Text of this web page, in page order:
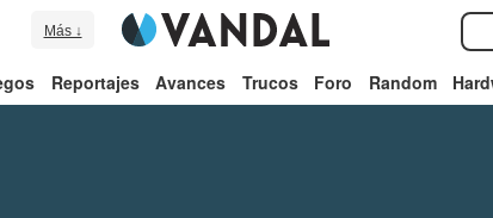
Más ↓
Reportajes Avances Trucos Foro Random